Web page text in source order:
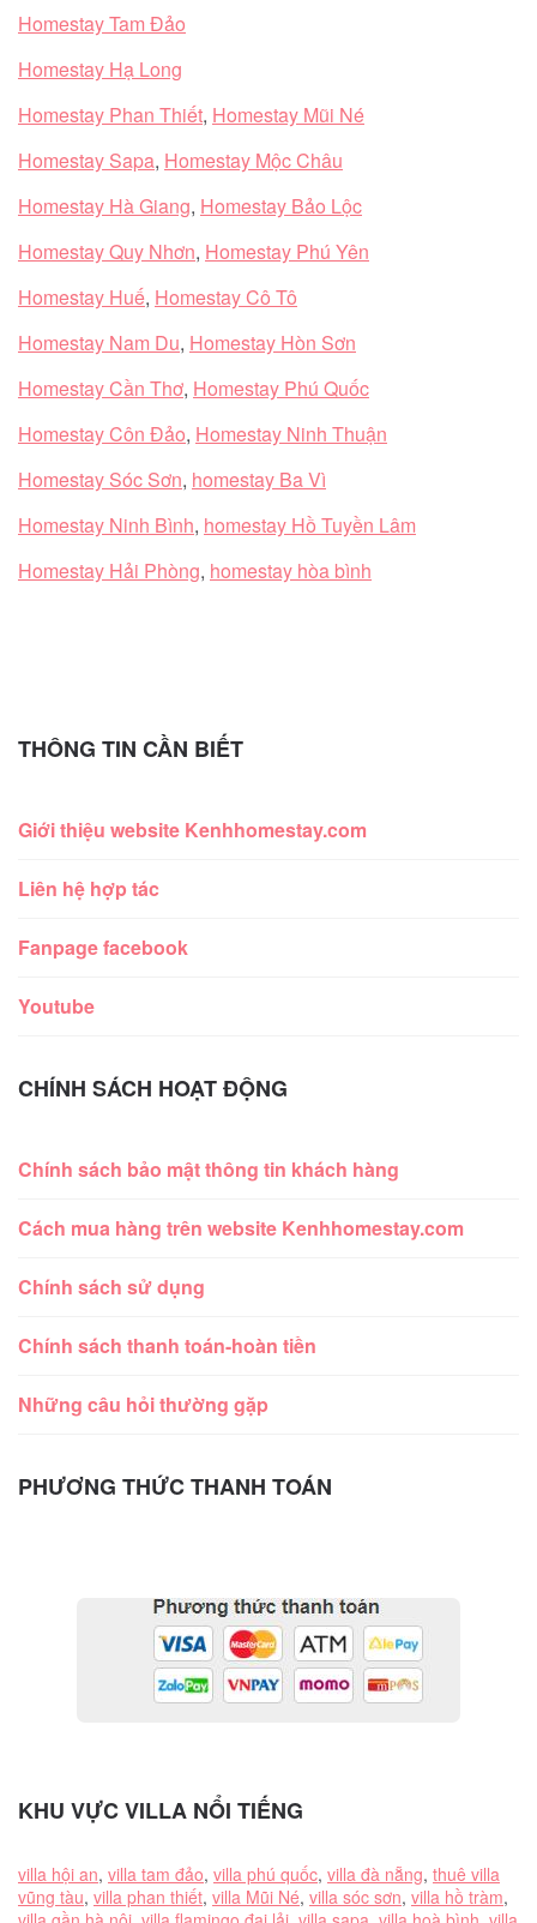
Homestay Tam Đảo
Homestay Hạ Long
Homestay Phan Thiết, Homestay Mũi Né
Homestay Sapa, Homestay Mộc Châu
Homestay Hà Giang, Homestay Bảo Lộc
Homestay Quy Nhơn, Homestay Phú Yên
Homestay Huế, Homestay Cô Tô
Homestay Nam Du, Homestay Hòn Sơn
Homestay Cần Thơ, Homestay Phú Quốc
Homestay Côn Đảo, Homestay Ninh Thuận
Homestay Sóc Sơn, homestay Ba Vì
Homestay Ninh Bình, homestay Hồ Tuyền Lâm
Homestay Hải Phòng, homestay hòa bình
THÔNG TIN CẦN BIẾT
Giới thiệu website Kenhhomestay.com
Liên hệ hợp tác
Fanpage facebook
Youtube
CHÍNH SÁCH HOẠT ĐỘNG
Chính sách bảo mật thông tin khách hàng
Cách mua hàng trên website Kenhhomestay.com
Chính sách sử dụng
Chính sách thanh toán-hoàn tiền
Những câu hỏi thường gặp
PHƯƠNG THỨC THANH TOÁN
KHU VỰC VILLA NỔI TIẾNG
villa hội an, villa tam đảo, villa phú quốc, villa đà nẵng, thuê villa
vũng tàu, villa phan thiết, villa Mũi Né, villa sóc sơn, villa hồ tràm,